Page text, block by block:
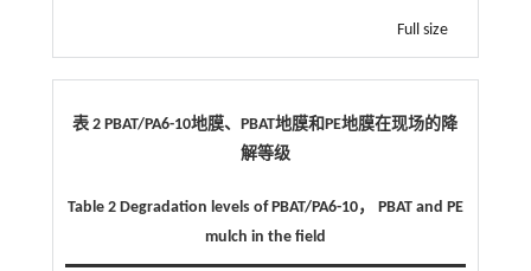
Full size
表 2 PBAT/PA6-10地膜、PBAT地膜和PE地膜在现场的降
解等级
Table 2 Degradation levels of PBAT/PA6-10， PBAT and PE
mulch in the field